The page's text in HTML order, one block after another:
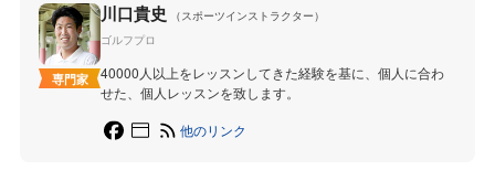
専門家
川口貴史
（スポーツインストラクター）
ゴルフプロ
40000人以上をレッスンしてきた経験を基に、個人に合わ
せた、個人レッスンを致します。
他のリンク